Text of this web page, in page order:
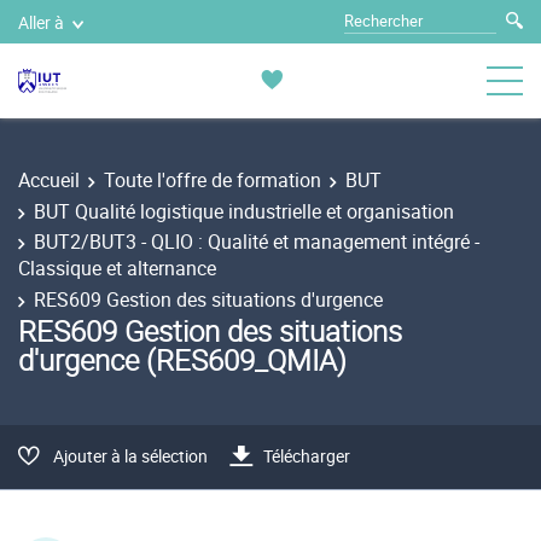
Aller à
Accueil Toute l'offre de formation
BUT
BUT Qualité logistique industrielle et organisation
BUT2/BUT3 - QLIO : Qualité et management intégré -
Classique et alternance
RES609 Gestion des situations d'urgence
RES609 Gestion des situations
d'urgence (RES609_QMIA)
Ajouter à la sélection Télécharger